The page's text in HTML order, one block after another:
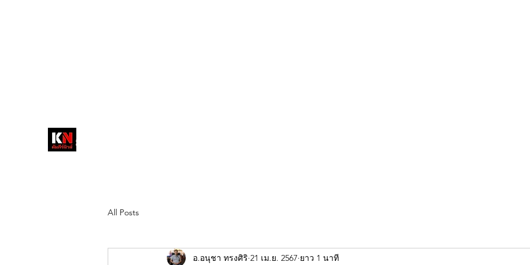
วส์
สื่อลึกวงการสงฆ์ เจาะตรงพระเครื่อง
All Posts
อ.อนุชา ทรงศิริ 21 เม.ย. 2567 ยาว 1 นาที